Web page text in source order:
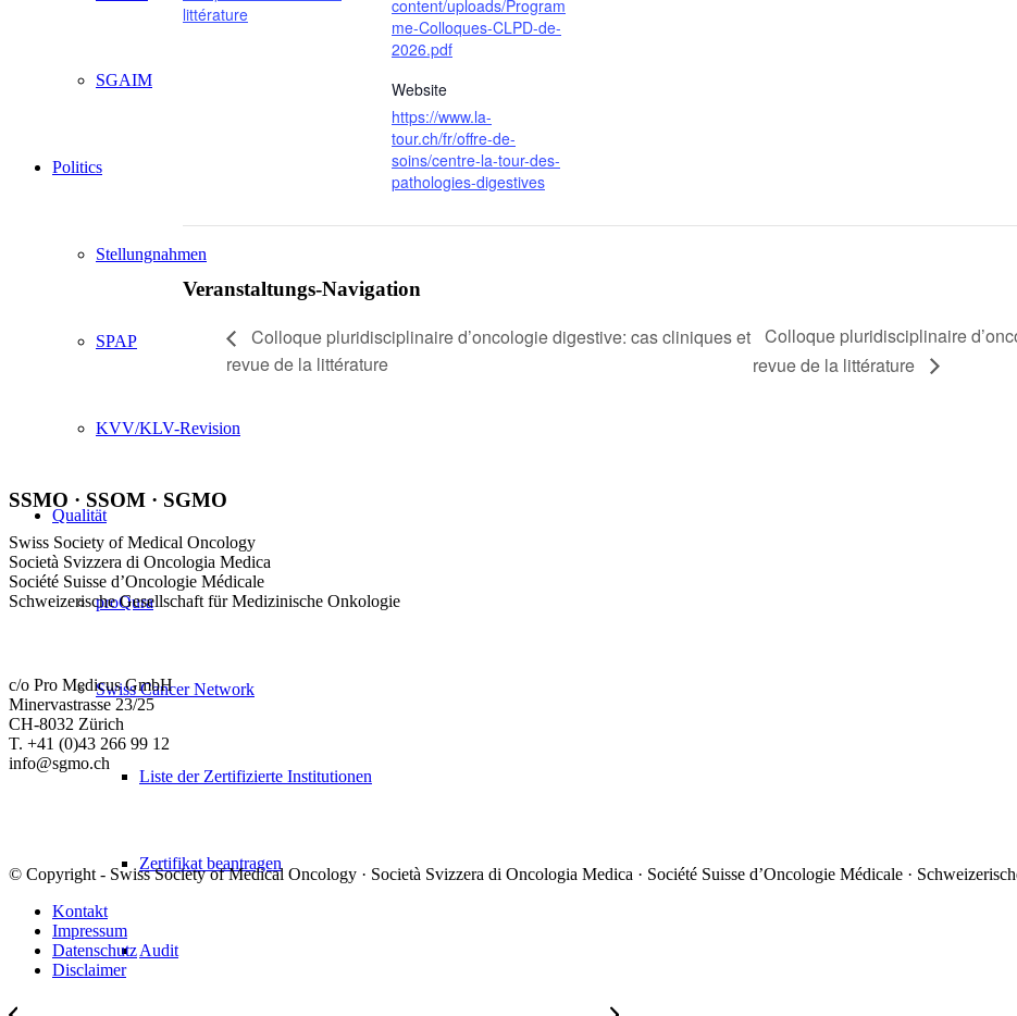
SGAIM
Politics
Stellungnahmen
SPAP
KVV/KLV-Revision
Qualität
proQura
Swiss Cancer Network
Liste der Zertifizierte Institutionen
Zertifikat beantragen
Audit
littérature
content/uploads/Program
me-Colloques-CLPD-de-
2026.pdf
Website
https://www.la-
tour.ch/fr/offre-de-
soins/centre-la-tour-des-
pathologies-digestives
Veranstaltungs-Navigation
Colloque pluridisciplinaire d’oncologie digestive: cas cliniques et
revue de la littérature
Colloque pluridisciplinaire
revue de la littérature
SSMO · SSOM · SGMO
Swiss Society of Medical Oncology
Società Svizzera di Oncologia Medica
Société Suisse d’Oncologie Médicale
Schweizerische Gesellschaft für Medizinische Onkologie
c/o Pro Medicus GmbH
Minervastrasse 23/25
CH-8032 Zürich
T. +41 (0)43 266 99 12
info@sgmo.ch
© Copyright - Swiss Society of Medical Oncology · Società Svizzera di Oncologia Medica · Société Suisse d’Oncologie Médicale ·
Kontakt
Impressum
Datenschutz
Disclaimer